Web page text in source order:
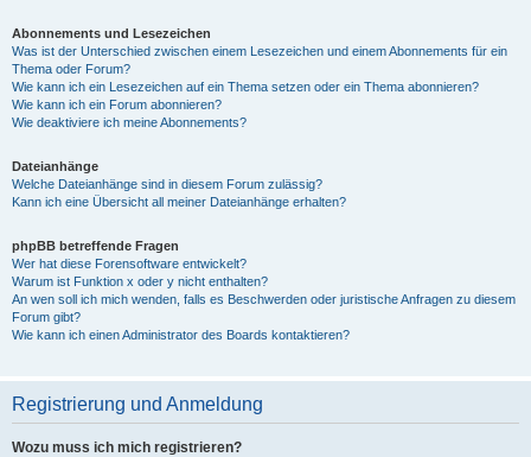
Abonnements und Lesezeichen
Was ist der Unterschied zwischen einem Lesezeichen und einem Abonnements für ein
Thema oder Forum?
Wie kann ich ein Lesezeichen auf ein Thema setzen oder ein Thema abonnieren?
Wie kann ich ein Forum abonnieren?
Wie deaktiviere ich meine Abonnements?
Dateianhänge
Welche Dateianhänge sind in diesem Forum zulässig?
Kann ich eine Übersicht all meiner Dateianhänge erhalten?
phpBB betreffende Fragen
Wer hat diese Forensoftware entwickelt?
Warum ist Funktion x oder y nicht enthalten?
An wen soll ich mich wenden, falls es Beschwerden oder juristische Anfragen zu diesem
Forum gibt?
Wie kann ich einen Administrator des Boards kontaktieren?
Registrierung und Anmeldung
Wozu muss ich mich registrieren?